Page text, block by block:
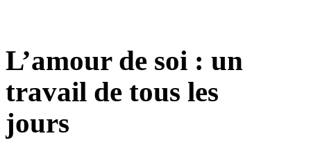
L’amour de soi : un
travail de tous les
jours